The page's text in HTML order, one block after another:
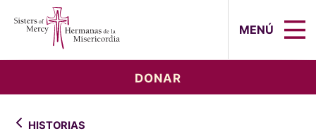
MENÚ
DONAR
HISTORIAS